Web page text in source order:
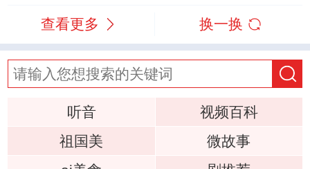
查看更多 换一换
听音
视频百科
祖国美
微故事